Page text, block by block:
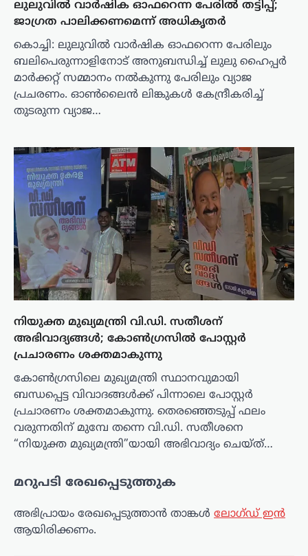
ലുലുവിൽ വാർഷിക ഓഫറെന്ന പേരിൽ തട്ടിപ്പ്;
ജാ​ഗ്രത പാലിക്കണമെന്ന് അധികൃതർ
കൊച്ചി: ലുലുവിൽ വാർഷിക ഓഫറെന്ന പേരിലും
ബലിപെരുന്നാളിനോട് അനുബന്ധിച്ച് ലുലു ഹൈപ്പർ
മാർക്കറ്റ് സമ്മാനം നൽകുന്നു പേരിലും വ്യാജ
പ്രചരണം. ഓൺലൈൻ ലിങ്കുകൾ കേന്ദ്രീകരിച്ച്
തുടരുന്ന വ്യാജ…
നിയുക്ത മുഖ്യമന്ത്രി വി.ഡി. സതീശന്
അഭിവാദ്യങ്ങൾ; കോൺഗ്രസിൽ പോസ്റ്റർ
പ്രചാരണം ശക്തമാകുന്നു
കോൺഗ്രസിലെ മുഖ്യമന്ത്രി സ്ഥാനവുമായി
ബന്ധപ്പെട്ട വിവാദങ്ങൾക്ക് പിന്നാലെ പോസ്റ്റർ
പ്രചാരണം ശക്തമാകുന്നു. തെരഞ്ഞെടുപ്പ് ഫലം
വരുന്നതിന് മുമ്പേ തന്നെ വി.ഡി. സതീശനെ
“നിയുക്ത മുഖ്യമന്ത്രി”യായി അഭിവാദ്യം ചെയ്ത്…
മറുപടി രേഖപ്പെടുത്തുക
അഭിപ്രായം രേഖപ്പെടുത്താ‍ൻ താങ്കൾ ലോഗ്ഡ് ഇൻ
ആയിരിക്കണം.